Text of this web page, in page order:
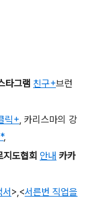
타그램 친구+브런
릭+, 카리스마의 강
,
지도협회 안내 카카
>,<서른번 직업을